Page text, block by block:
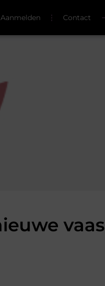
Aanmelden Contact
vaas